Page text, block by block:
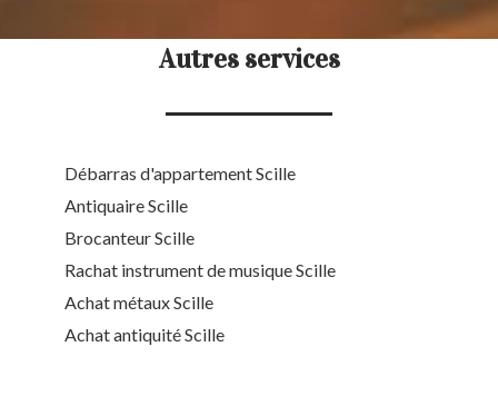
Autres services
Débarras d'appartement Scille
Antiquaire Scille
Brocanteur Scille
Rachat instrument de musique Scille
Achat métaux Scille
Achat antiquité Scille